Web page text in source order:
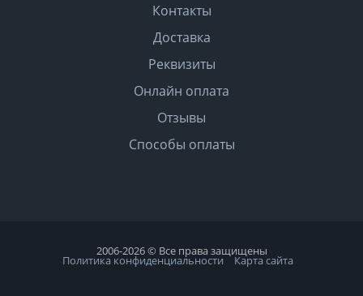
Контакты
Доставка
Реквизиты
Онлайн оплата
Отзывы
Способы оплаты
2006-2026 © Все права защищены
Политика конфиденциальности Карта сайта